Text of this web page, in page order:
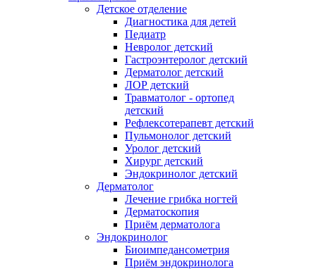
Детское отделение
Диагностика для детей
Педиатр
Невролог детский
Гастроэнтеролог детский
Дерматолог детский
ЛОР детский
Травматолог - ортопед
детский
Рефлексотерапевт детский
Пульмонолог детский
Уролог детский
Хирург детский
Эндокринолог детский
Дерматолог
Лечение грибка ногтей
Дерматоскопия
Приём дерматолога
Эндокринолог
Биоимпедансометрия
Приём эндокринолога